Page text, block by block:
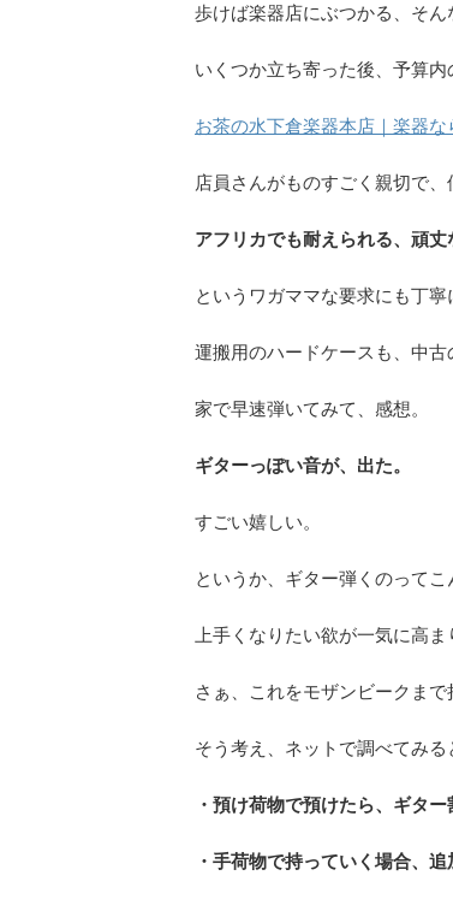
歩けば楽器店にぶつかる、そん
いくつか立ち寄った後、予算内
お茶の水下倉楽器本店｜楽器
店員さんがものすごく親切で、
アフリカでも耐えられる、頑
というワガママな要求にも丁寧
運搬用のハードケースも、中古
家で早速弾いてみて、感想。
ギターっぽい音が、出た。
すごい嬉しい。
というか、ギター弾くのってこ
上手くなりたい欲が一気に高ま
さぁ、これをモザンビークまで
そう考え、ネットで調べてみる
・預け荷物で預けたら、ギター
・手荷物で持っていく場合、